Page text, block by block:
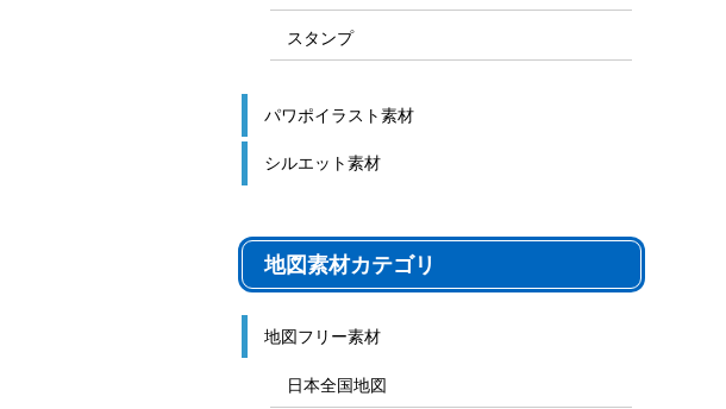
スタンプ
パワポイラスト素材
シルエット素材
地図素材カテゴリ
地図フリー素材
日本全国地図